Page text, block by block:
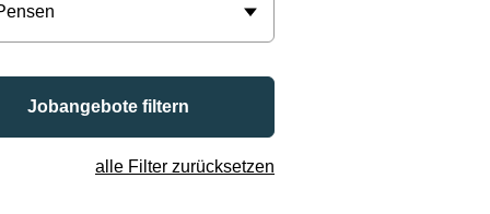
Jobangebote filtern
alle Filter zurücksetzen